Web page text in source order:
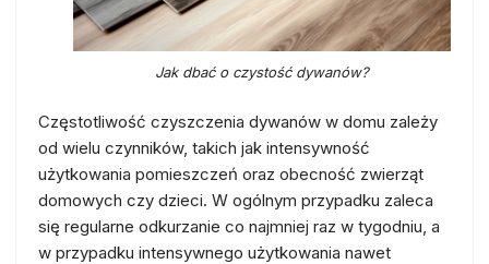
Jak dbać o czystość dywanów?
Częstotliwość czyszczenia dywanów w domu zależy
od wielu czynników, takich jak intensywność
użytkowania pomieszczeń oraz obecność zwierząt
domowych czy dzieci. W ogólnym przypadku zaleca
się regularne odkurzanie co najmniej raz w tygodniu, a
w przypadku intensywnego użytkowania nawet